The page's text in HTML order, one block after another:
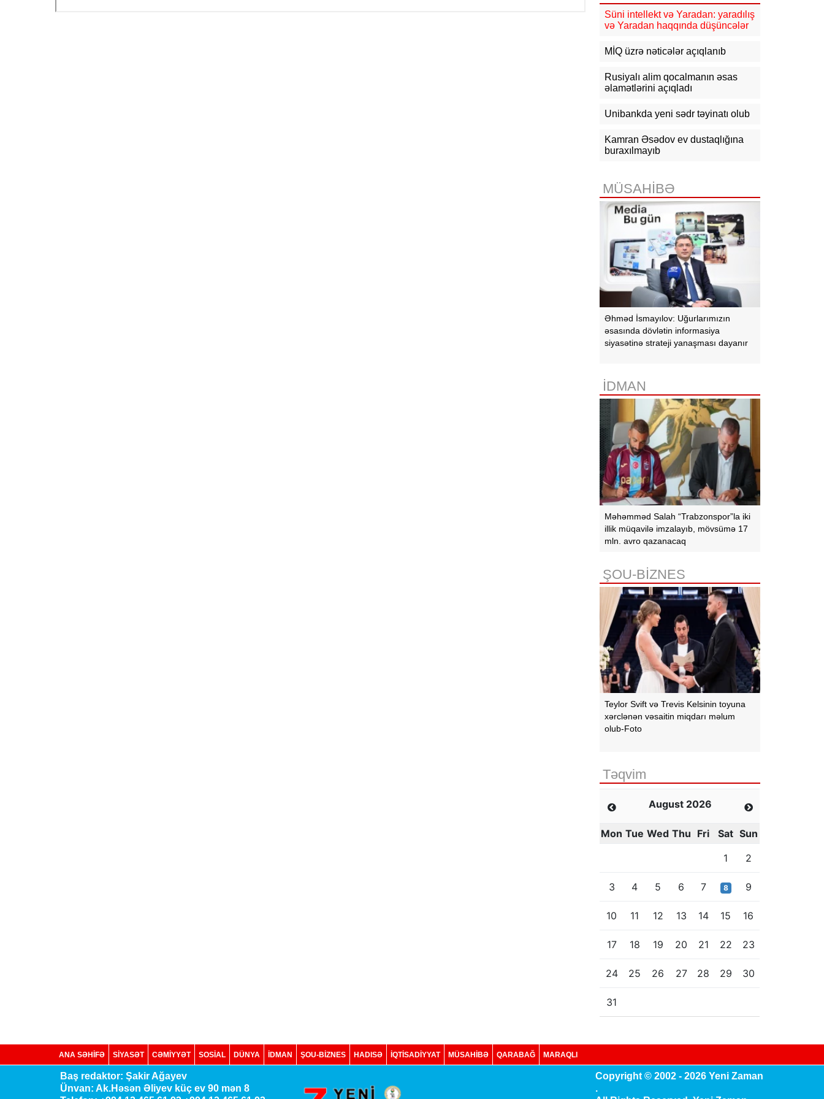
güclənəcək -XƏBƏRDARLIQ
16:10 Jurnalistika ixtisası üzrə
açıqlanıb
15:50 Ədliyyə naziri Lerik rayonunda
vətəndaşları qəbul edib
15:24
Bakının mərkəzində 3
obyektdə və evdə yanğın
zəhərlənib
14:50 Türkiyə, Səudiyyə Ərəbistanı
və Pakistan Məkkə Sazişini
imzalayıb: Üzvlərdən birinə hücum
hamısına hücum sayılacaq
Süni intellekt və Yaradan: yaradılış
və Yaradan haqqında düşüncələr
MİQ üzrə nəticələr açıqlanıb
Rusiyalı alim qocalmanın əsas
əlamətlərini açıqladı
Unibankda yeni sədr təyinatı olub
Kamran Əsədov ev dustaqlığına
buraxılmayıb
MÜSAHİBƏ
Əhməd İsmayılov: Uğurlarımızın
əsasında dövlətin informasiya
siyasətinə strateji yanaşması dayanır
İDMAN
Məhəmməd Salah “Trabzonspor”la iki
illik müqavilə imzalayıb, mövsümə 17
mln. avro qazanacaq
ŞOU-BİZNES
Teylor Svift və Trevis Kelsinin toyuna
xərclənən vəsaitin miqdarı məlum
olub-Foto
Təqvim
August 2026
Mon Tue Wed Thu Fri Sat Sun
1
2
3 4 5 6 7 8 9
10 11 12 13 14 15 16
17 18 19 20 21 22 23
24 25 26 27 28 29 30
31
ANA SƏHİFƏ SİYASƏT CƏMİYYƏT SOSIAL DÜNYA İDMAN ŞOU-BİZNES HADISƏ İQTISADIYYAT MÜSAHİBƏ QARABAĞ MARAQLI
Baş redaktor: Şakir Ağayev
Ünvan: Ak.Həsən Əliyev küç ev 90 mən 8
Copyright © 2002 - 2026 Yeni Zaman
.